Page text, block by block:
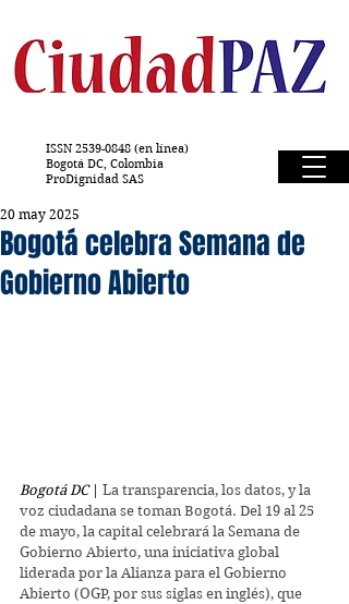
ISSN 2539-0848 (en línea)
Bogotá DC, Colombia
ProDignidad SAS
Bogotá celebra Semana de
Gobierno Abierto
20 may 2025
Bogotá DC | La transparencia, los datos, y la
voz ciudadana se toman Bogotá. Del 19 al 25
de mayo, la capital celebrará la Semana de
Gobierno Abierto, una iniciativa global
liderada por la Alianza para el Gobierno
Abierto (OGP, por sus siglas en inglés), que